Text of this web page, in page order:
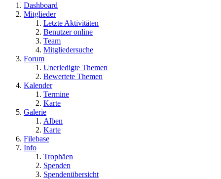
Dashboard
Mitglieder
Letzte Aktivitäten
Benutzer online
Team
Mitgliedersuche
Forum
Unerledigte Themen
Bewertete Themen
Kalender
Termine
Karte
Galerie
Alben
Karte
Filebase
Info
Trophäen
Spenden
Spendenübersicht